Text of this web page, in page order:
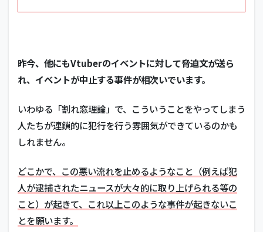
昨今、他にもVtuberのイベントに対して脅迫文が送ら
れ、イベントが中止する事件が相次いでいます。
いわゆる「割れ窓理論」で、こういうことをやってしまう
人たちが連鎖的に犯行を行う雰囲気ができているのかも
しれません。
どこかで、この悪い流れを止めるようなこと（例えば犯
人が逮捕されたニュースが大々的に取り上げられる等の
こと）が起きて、これ以上このような事件が起きないこ
とを願います。